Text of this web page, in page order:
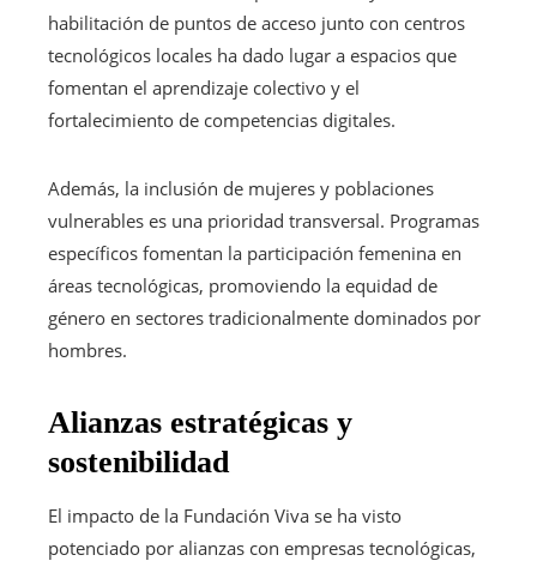
habilitación de puntos de acceso junto con centros
tecnológicos locales ha dado lugar a espacios que
fomentan el aprendizaje colectivo y el
fortalecimiento de competencias digitales.
Además, la inclusión de mujeres y poblaciones
vulnerables es una prioridad transversal. Programas
específicos fomentan la participación femenina en
áreas tecnológicas, promoviendo la equidad de
género en sectores tradicionalmente dominados por
hombres.
Alianzas estratégicas y
sostenibilidad
El impacto de la Fundación Viva se ha visto
potenciado por alianzas con empresas tecnológicas,